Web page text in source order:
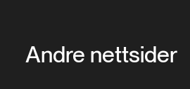
Andre nettsider